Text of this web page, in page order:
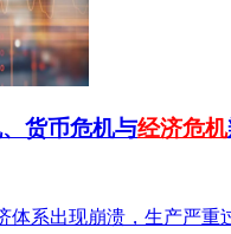
货币危机与经济危机
体系出现崩溃，生产严重